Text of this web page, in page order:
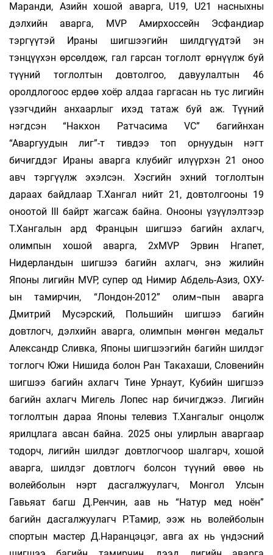
Маранди, Азийн хошой аварга, U19, U21 насныхны
дэлхийн аварга, MVP Амирхоссейн Эсфандиар
тэргүүтэй Ираны шигшээгийн шилдгүүдтэй эн
тэнцүүхэн өрсөлдөж, гал гарсан тоглолт өрнүүлж буй
түүний тоглолтын довтолгоо, давуулалтын 46
оролдлогоос ердөө хоёр алдаа гаргасан нь тус лигийн
үзэгчдийн анхаарлыг ихэд татаж буй аж. Түүний
нэгдсэн “Накхон Ратчасима VC” багийнхан
“Аваргуудын лиг”-т тивдээ топ орнуудын нэгт
бичигддэг Ираны аварга клубийг илүүрхэн 21 оноо
авч тэргүүлж эхэлсэн. Хэсгийн эхний тоглолтын
дараах байдлаар Т.Хангал нийт 21, довтолгооны 19
оноотой III байрт жагсаж байна. Онооны үзүүлэлтээр
Т.Хангалын ард Францын шигшээ багийн ахлагч,
олимпын хошой аварга, 2xMVP Эрвин Нгапет,
Нидерландын шигшээ багийн ахлагч, энэ жилийн
Японы лигийн MVP, супер од Нимир Абдель-Азиз, ОХУ-
ын тамирчин, “Лондон-2012” олим¬пын аварга
Дмитрий Мусэрский, Польшийн шигшээ багийн
довтлогч, дэлхийн аварга, олимпын мөнгөн медальт
Александр Сливка, Японы шигшээгийн багийн шилдэг
тоглогч Южи Нишида болон Ран Такахаши, Словенийн
шигшээ багийн ахлагч Тине Урнаут, Кубийн шигшээ
багийн ахлагч Мигель Лопес нар бичигджээ. Лигийн
тоглолтын дараа Японы телевиз Т.Хангалыг онцолж
ярилцлага авсан байна. 2025 оны улирлын аваргаар
тодорч, лигийн шилдэг довтлогчоор шалгарч, хошой
аварга, шилдэг довтлогч болсон түүний өвөө нь
волейболын нэрт дасгалжуулагч, Монгол Улсын
Гавьяат багш Д.Ренчин, аав нь “Натур мед ноён”
багийн дасгалжуулагч Р.Тамир, ээж нь волейболын
спортын мастер Д.Наранцэцэг, авга ах нь үндэсний